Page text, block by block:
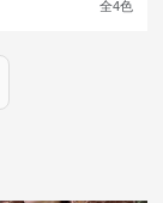
全4色